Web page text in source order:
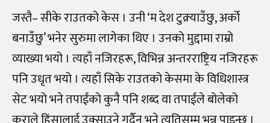
जस्तै–सीके राउतको केस । उनी ‘म देश टुक्र्याउँछु, अर्को
बनाउँछु’ भनेर सुरुमा लागेका थिए । उनको मुद्दामा राम्रो
व्याख्या भयो । त्यहाँ नजिरहरू, विभिन्न अन्तरराष्ट्रिय नजिरहरू
पनि उधृत भयो । त्यहाँ सिके राउतको केसमा के विधिशास्त्र
सेट भयो भने तपाईंको कुनै पनि शब्द वा तपाईंले बोलेको